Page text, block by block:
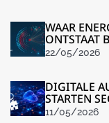
WAAR
ONTSTAAT
22/05/2026
DIGITALE
STARTEN
11/05/2026